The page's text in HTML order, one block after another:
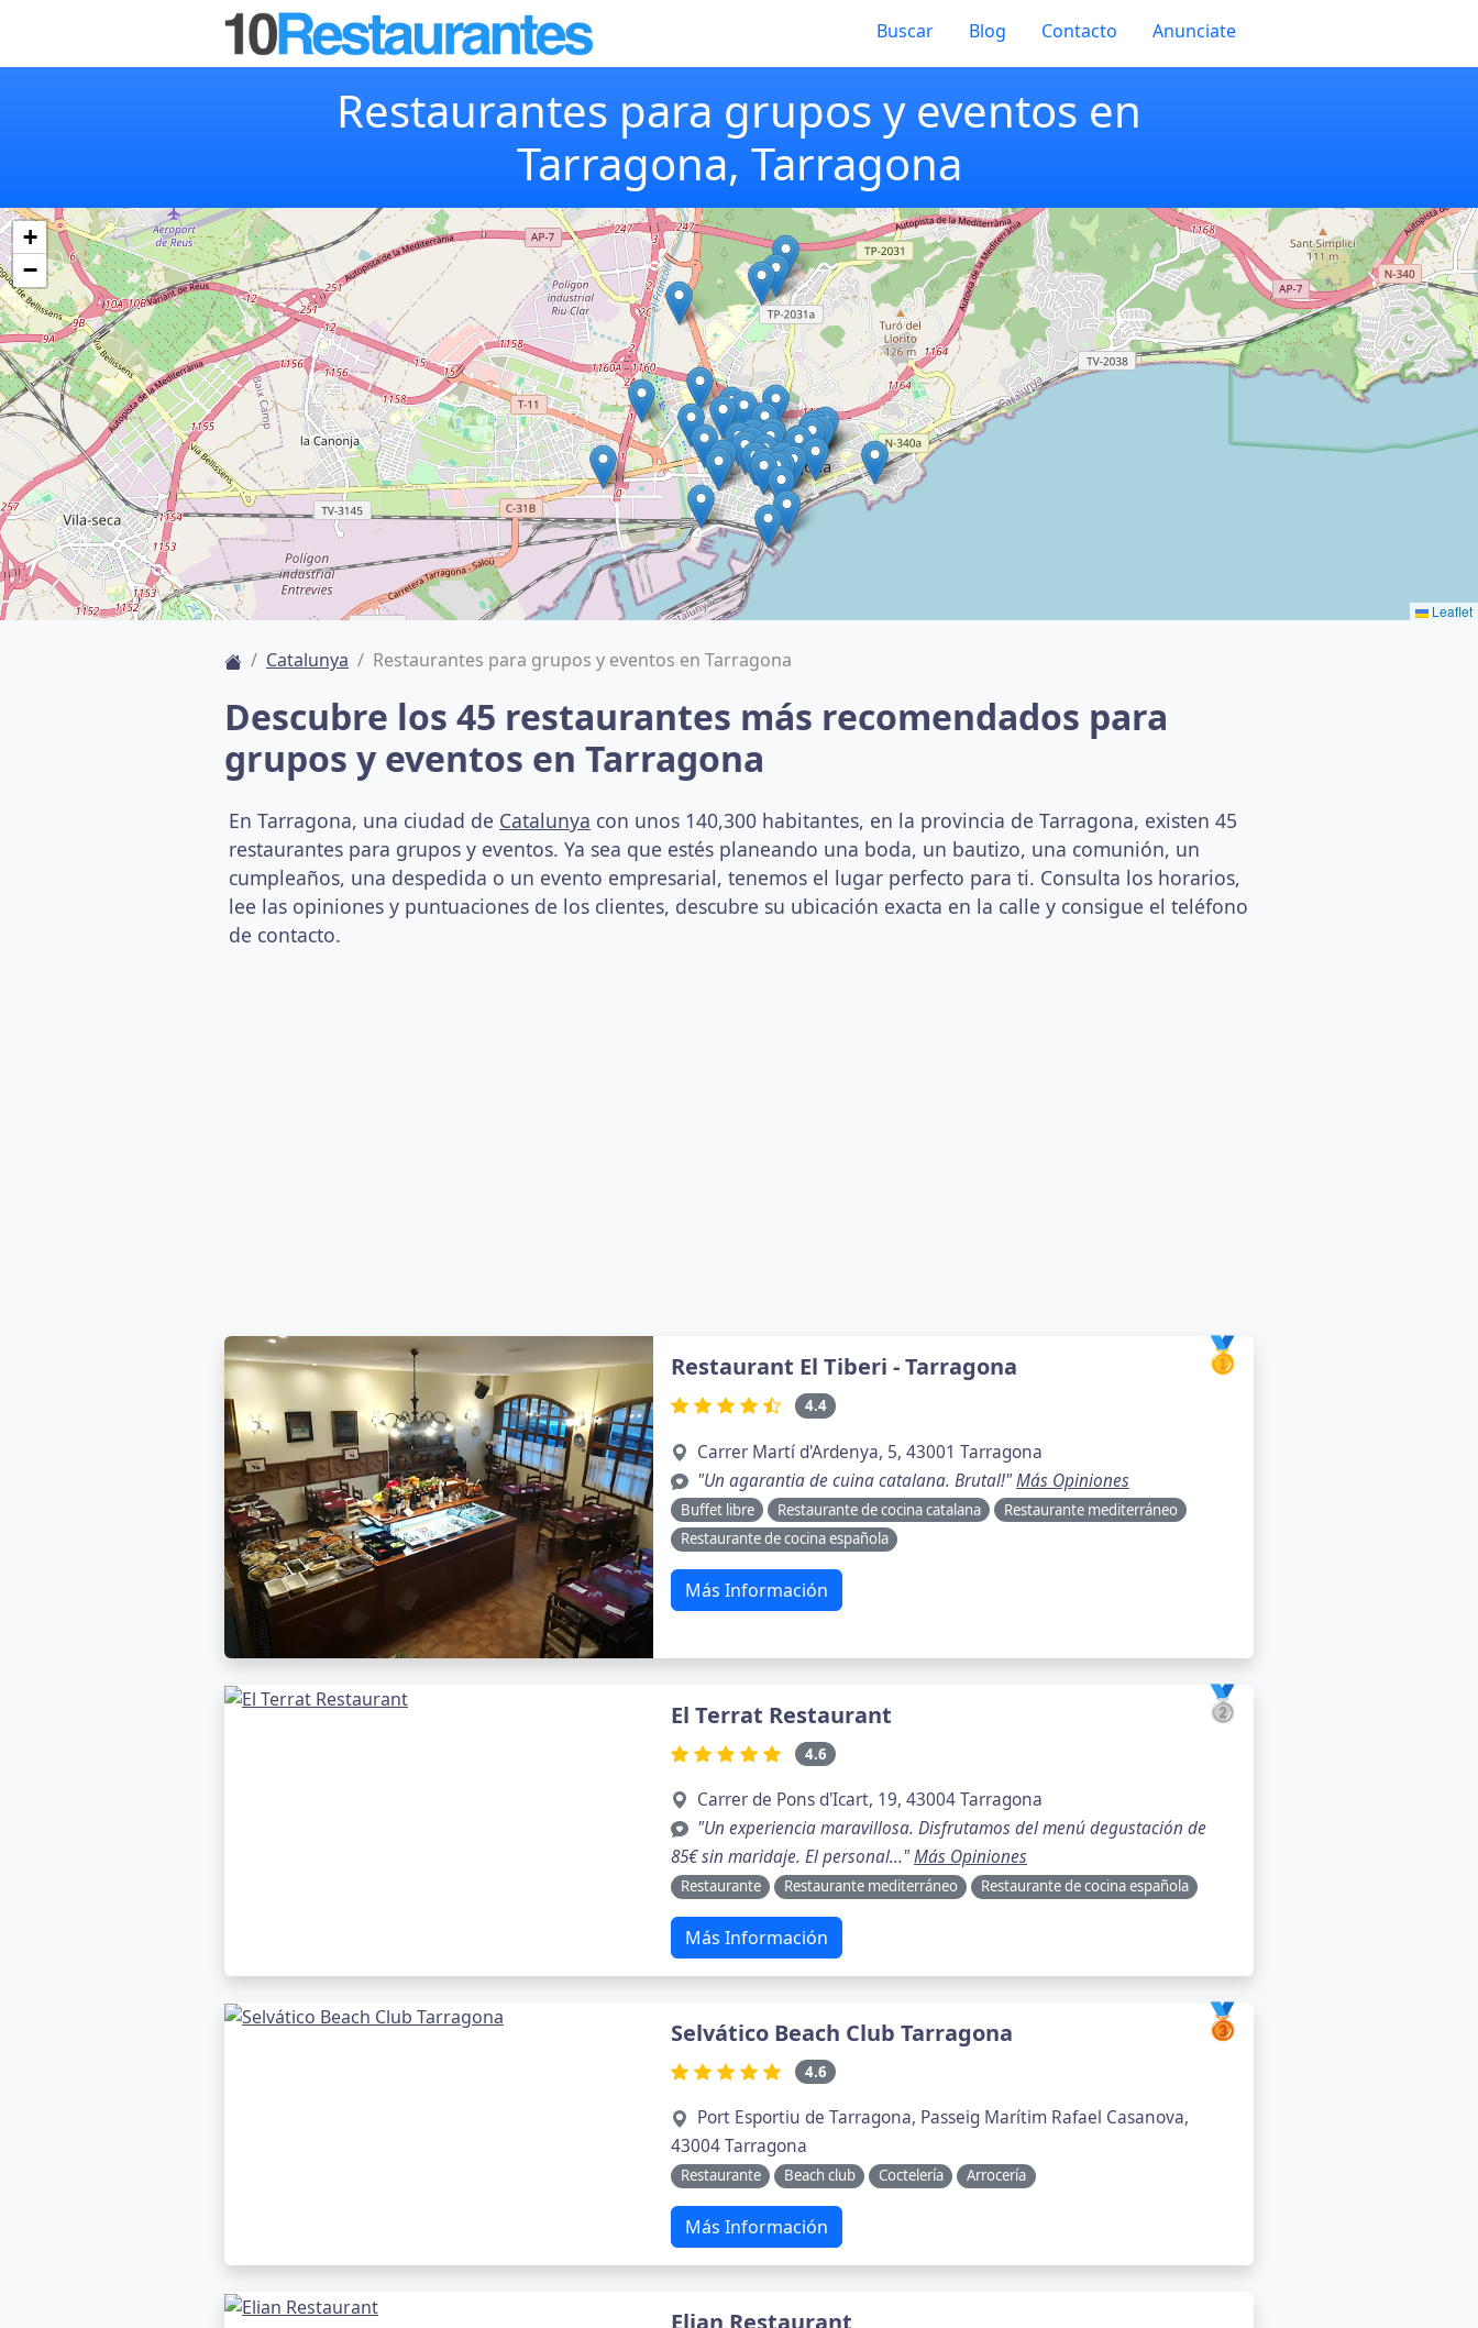
Buscar Blog Contacto Anunciate
Restaurantes para grupos y eventos en
Tarragona, Tarragona
+
−
Leaflet
Catalunya Restaurantes para grupos y eventos en Tarragona
Descubre los 45 restaurantes más recomendados para
grupos y eventos en Tarragona
En Tarragona, una ciudad de Catalunya con unos 140,300 habitantes, en la provincia de Tarragona, existen 45
restaurantes para grupos y eventos. Ya sea que estés planeando una boda, un bautizo, una comunión, un
cumpleaños, una despedida o un evento empresarial, tenemos el lugar perfecto para ti. Consulta los horarios,
lee las opiniones y puntuaciones de los clientes, descubre su ubicación exacta en la calle y consigue el teléfono
de contacto.
🥇
Restaurant El Tiberi - Tarragona
4.4
Carrer Martí d'Ardenya, 5, 43001 Tarragona
"Un agarantia de cuina catalana. Brutal!"Más Opiniones
Buffet libre Restaurante de cocina catalana
Restaurante mediterráneo
Restaurante de cocina española
Más Información
🥈
El Terrat Restaurant
4.6
Carrer de Pons d'Icart, 19, 43004 Tarragona
"Un experiencia maravillosa. Disfrutamos del menú degustación de
85€ sin maridaje. El personal..."Más Opiniones
Restaurante Restaurante mediterráneo Restaurante de cocina española
Más Información
🥉
Selvático Beach Club Tarragona
4.6
Port Esportiu de Tarragona, Passeig Marítim Rafael Casanova,
43004 Tarragona
Restaurante Beach club Coctelería Arrocería
Más Información
Elian Restaurant